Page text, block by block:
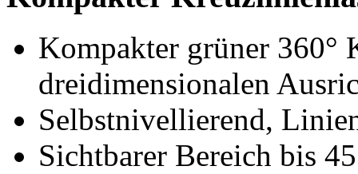
Kompakter grüner 360°
dreidimensionalen
Selbstnivellierend,
Sichtbarer Bereich bis